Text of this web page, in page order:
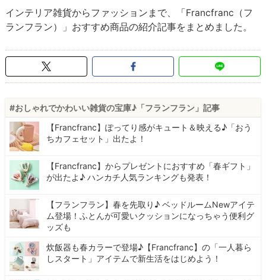
インテリア雑貨からファッションまで、「Francfranc（フ
ランフラン）」おすすめ商品の紹介記事をまとめました。
#おしゃれでかわいい雑貨の宝庫♪「フランフラン」記事
【Francfranc】ぽってり感がキュート＆映える♪「おう
ちカフェセット」出たよ！
【Francfranc】からプレゼントにおすすめ「春ギフト」
が出たよ♪ ハンカチ人気ランキングも発表！
【フランフラン】春を先取り♪ ベッドルームNewアイテ
ム登場！ふとんが可愛いクッションになっちゃう便利グ
ッズも
炊飯器も春カラーで登場♪【Francfranc】の「一人暮ら
しスタート」アイテムで新生活をはじめよう！